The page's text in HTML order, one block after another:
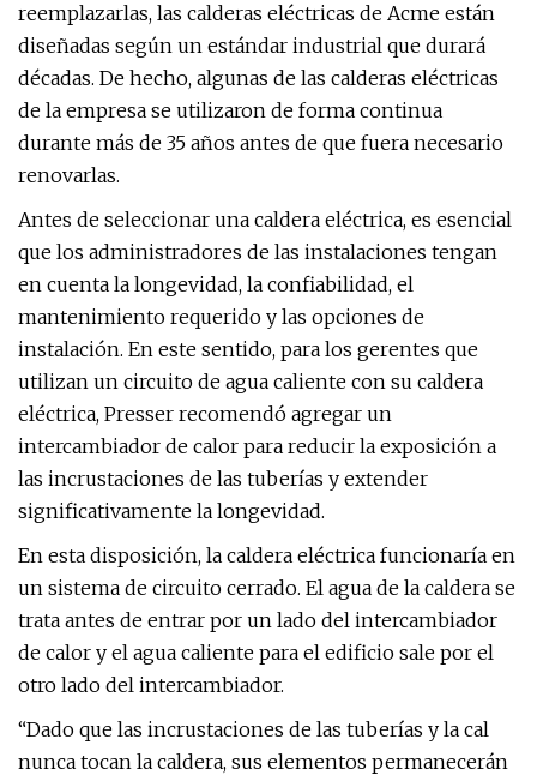
reemplazarlas, las calderas eléctricas de Acme están
diseñadas según un estándar industrial que durará
décadas. De hecho, algunas de las calderas eléctricas
de la empresa se utilizaron de forma continua
durante más de 35 años antes de que fuera necesario
renovarlas.
Antes de seleccionar una caldera eléctrica, es esencial
que los administradores de las instalaciones tengan
en cuenta la longevidad, la confiabilidad, el
mantenimiento requerido y las opciones de
instalación. En este sentido, para los gerentes que
utilizan un circuito de agua caliente con su caldera
eléctrica, Presser recomendó agregar un
intercambiador de calor para reducir la exposición a
las incrustaciones de las tuberías y extender
significativamente la longevidad.
En esta disposición, la caldera eléctrica funcionaría en
un sistema de circuito cerrado. El agua de la caldera se
trata antes de entrar por un lado del intercambiador
de calor y el agua caliente para el edificio sale por el
otro lado del intercambiador.
“Dado que las incrustaciones de las tuberías y la cal
nunca tocan la caldera, sus elementos permanecerán